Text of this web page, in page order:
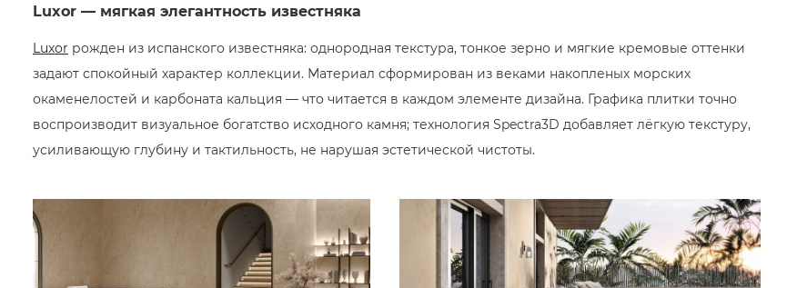
Luxor — мягкая элегантность известняка
Luxor рожден из испанского известняка: однородная текстура, тонкое зерно и мягкие кремовые оттенки
задают спокойный характер коллекции. Материал сформирован из веками накопленых морских
окаменелостей и карбоната кальция — что читается в каждом элементе дизайна. Графика плитки точно
воспроизводит визуальное богатство исходного камня; технология Spectra3D добавляет лёгкую текстуру,
усиливающую глубину и тактильность, не нарушая эстетической чистоты.